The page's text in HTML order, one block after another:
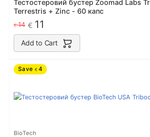
Тестостеровий бустер Zoomad Labs
Terrestris + Zinc - 60 капс
€14 € 11
Add to Cart
Save € 4
BioTech